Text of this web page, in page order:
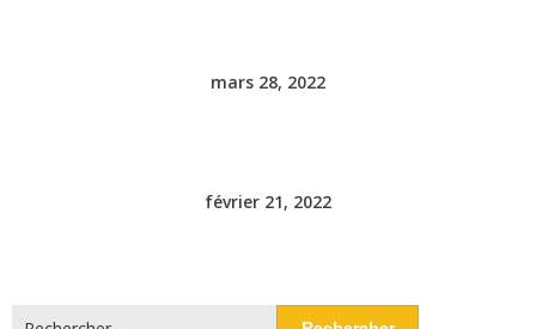
mars 28, 2022
février 21, 2022
Rechercher :